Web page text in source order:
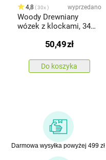
4,8 30x wyprzedano
Woody Drewniany
wózek z klockami, 34
50,49zł
Do koszyka
Darmowa wysyłka powyżej 499 zł